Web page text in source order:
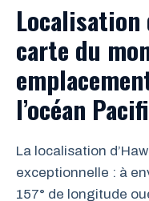
Localisation
carte du
l’océan
La localisation
exceptionnelle : à
157° de longitude